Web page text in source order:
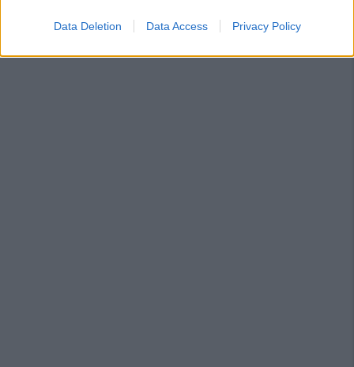
Data Deletion Data Access Privacy Policy